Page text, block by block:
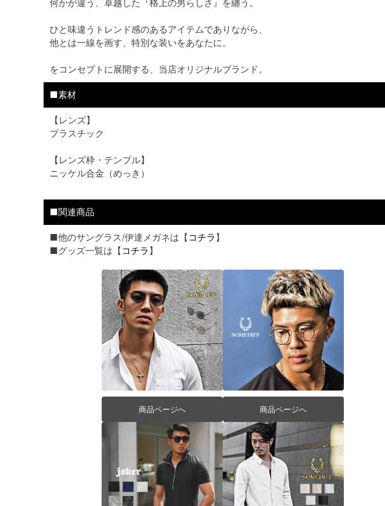
何かが違う、卓越した『格上の男らしさ』を纏う。
ひと味違うトレンド感のあるアイテムでありながら、
他とは一線を画す、特別な装いをあなたに。
をコンセプトに展開する、当店オリジナルブランド。
■素材
【レンズ】
プラスチック
【レンズ枠・テンプル】
ニッケル合金（めっき）
■関連商品
■他のサングラス/伊達メガネは【 コチラ 】
■グッズ一覧は【 コチラ 】
商品ページへ 商品ページへ